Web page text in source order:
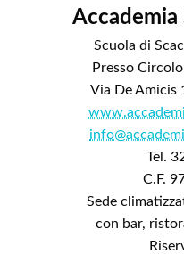
Accademia
Scuola di
Presso
Via De Amicis
Tel.
C.F.
Sede
con bar,